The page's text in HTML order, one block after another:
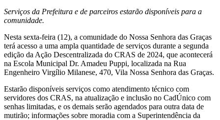
Serviços da Prefeitura e de parceiros estarão disponíveis para a
comunidade.
Nesta sexta-feira (12), a comunidade do Nossa Senhora das Graças
terá acesso a uma ampla quantidade de serviços durante a segunda
edição da Ação Descentralizada do CRAS de 2024, que acontecerá
na Escola Municipal Dr. Amadeu Puppi, localizada na Rua
Engenheiro Virgílio Milanese, 470, Vila Nossa Senhora das Graças.
Estarão disponíveis serviços como atendimento técnico com
servidores dos CRAS, na atualização e inclusão no CadÚnico com
senhas limitadas, e os demais serão agendados para outra data de
mutirão; informações sobre moradia com a Superintendência da